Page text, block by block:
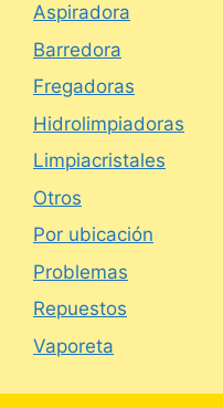
Aspiradora
Barredora
Fregadoras
Hidrolimpiadoras
Limpiacristales
Otros
Por ubicación
Problemas
Repuestos
Vaporeta